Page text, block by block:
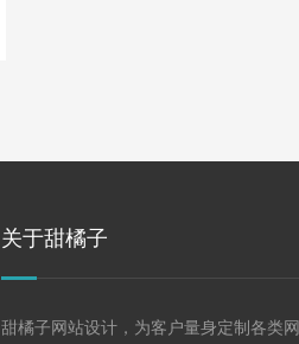
关于甜橘子
甜橘子网站设计，为客户量身定制各类